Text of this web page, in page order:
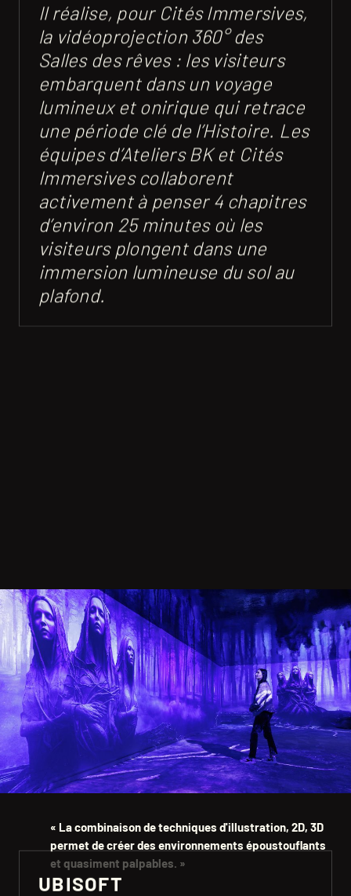
Il réalise, pour Cités Immersives,
la vidéoprojection 360° des
Salles des rêves : les visiteurs
embarquent dans un voyage
lumineux et onirique qui retrace
une période clé de l’Histoire. Les
équipes d’Ateliers BK et Cités
Immersives collaborent
activement à penser 4 chapitres
d’environ 25 minutes où les
visiteurs plongent dans une
immersion lumineuse du sol au
plafond.
« La combinaison de techniques d'illustration, 2D, 3D
permet de créer des environnements époustouflants
et quasiment palpables. »
UBISOFT